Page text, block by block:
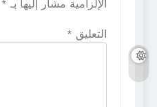
الإلزامية مشار إليها بـ *
التعليق *